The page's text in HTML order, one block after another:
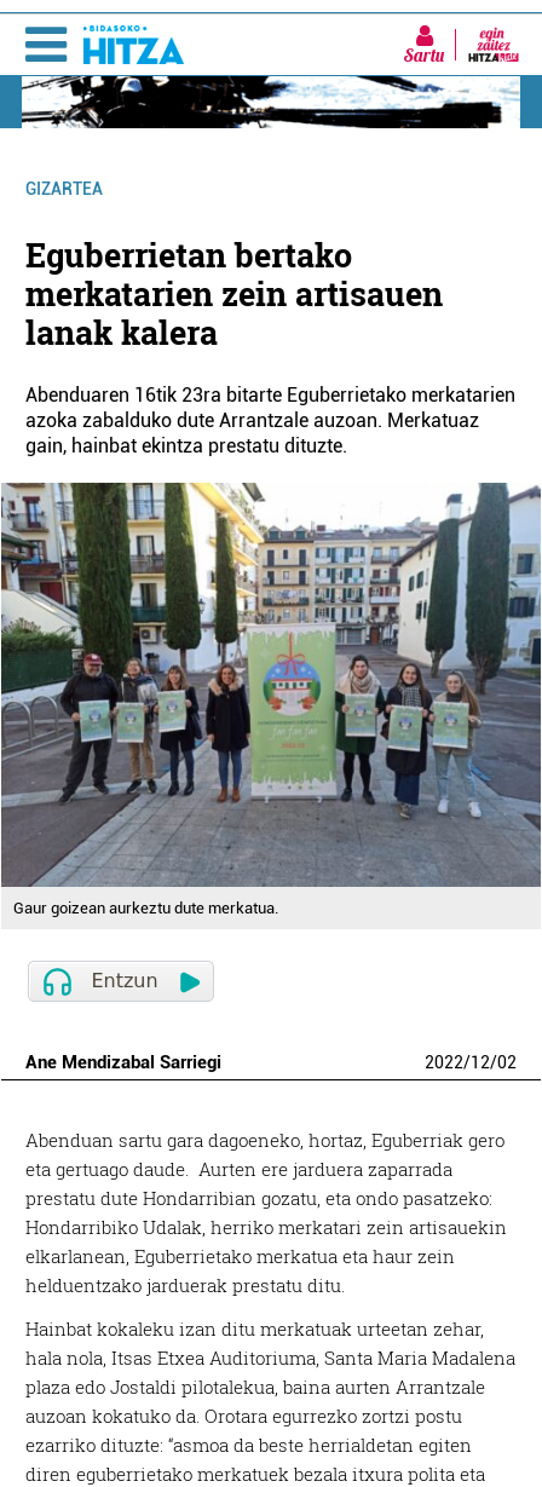
Sartu
GIZARTEA
Eguberrietan bertako
merkatarien zein artisauen
lanak kalera
Abenduaren 16tik 23ra bitarte Eguberrietako merkatarien
azoka zabalduko dute Arrantzale auzoan. Merkatuaz
gain, hainbat ekintza prestatu dituzte.
Gaur goizean aurkeztu dute merkatua.
Ane Mendizabal Sarriegi 2022/12/02
Abenduan sartu gara dagoeneko, hortaz, Eguberriak gero
eta gertuago daude. Aurten ere jarduera zaparrada
prestatu dute Hondarribian gozatu, eta ondo pasatzeko:
Hondarribiko Udalak, herriko merkatari zein artisauekin
elkarlanean, Eguberrietako merkatua eta haur zein
helduentzako jarduerak prestatu ditu.
Hainbat kokaleku izan ditu merkatuak urteetan zehar,
hala nola, Itsas Etxea Auditoriuma, Santa Maria Madalena
plaza edo Jostaldi pilotalekua, baina aurten Arrantzale
auzoan kokatuko da. Orotara egurrezko zortzi postu
ezarriko dituzte: “asmoa da beste herrialdetan egiten
diren eguberrietako merkatuek bezala itxura polita eta